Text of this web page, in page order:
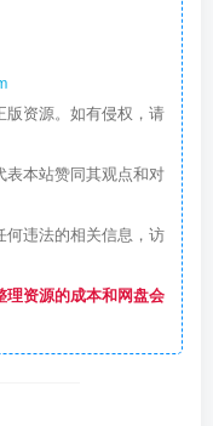
版资源。如有侵权，请
表本站赞同其观点和对
何违法的相关信息，访
理资源的成本和网盘会